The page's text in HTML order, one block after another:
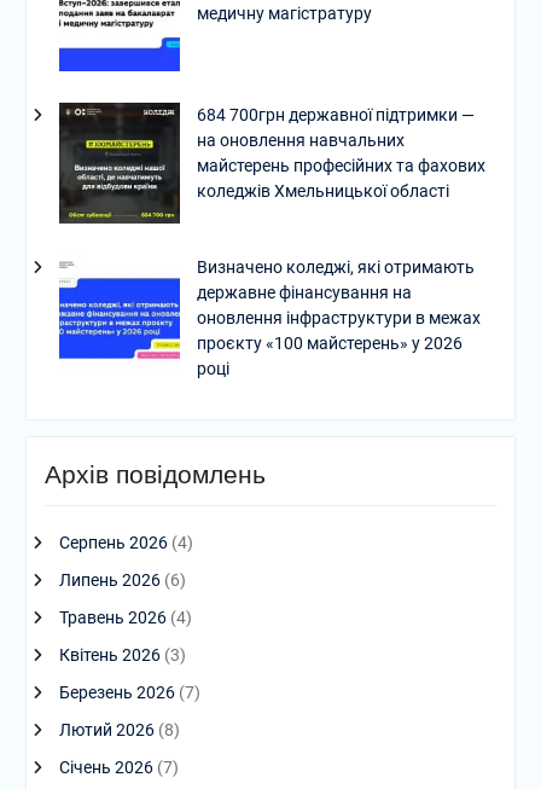
медичну магістратуру
684 700грн державної підтримки —
на оновлення навчальних
майстерень професійних та фахових
коледжів Хмельницької області
Визначено коледжі, які отримають
державне фінансування на
оновлення інфраструктури в межах
проєкту «100 майстерень» у 2026
році
Архів повідомлень
Серпень 2026(4)
Липень 2026(6)
Травень 2026(4)
Квітень 2026(3)
Березень 2026(7)
Лютий 2026(8)
Січень 2026(7)